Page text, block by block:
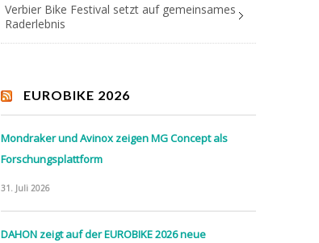
Verbier Bike Festival setzt auf gemeinsames
Raderlebnis
EUROBIKE 2026
Mondraker und Avinox zeigen MG Concept als
Forschungsplattform
31. Juli 2026
DAHON zeigt auf der EUROBIKE 2026 neue